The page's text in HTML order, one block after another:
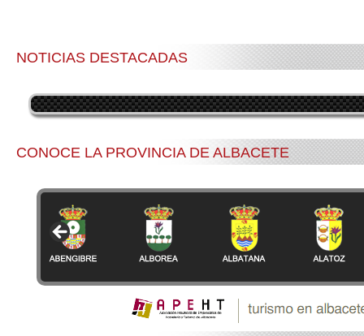
NOTICIAS DESTACADAS
CONOCE LA PROVINCIA DE ALBACETE